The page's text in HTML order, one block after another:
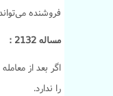
فروشنده
مساله 2132 :
اگر بعد از
را ندارد.